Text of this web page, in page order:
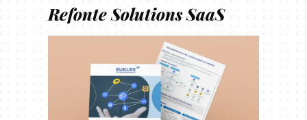
Refonte Solutions SaaS